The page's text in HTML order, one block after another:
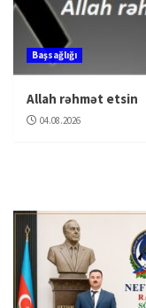
Başsağlığı
Allah rəhmət etsin
04.08.2026